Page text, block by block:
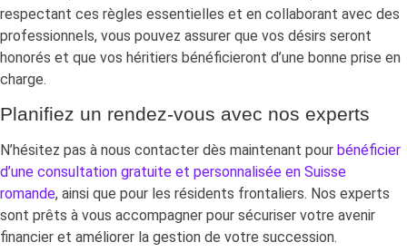
respectant ces règles essentielles et en collaborant avec des
professionnels, vous pouvez assurer que vos désirs seront
honorés et que vos héritiers bénéficieront d’une bonne prise en
charge.
Planifiez un rendez-vous avec nos experts
N’hésitez pas à nous contacter dès maintenant pour bénéficier
d’une consultation gratuite et personnalisée en Suisse
romande, ainsi que pour les résidents frontaliers. Nos experts
sont prêts à vous accompagner pour sécuriser votre avenir
financier et améliorer la gestion de votre succession.